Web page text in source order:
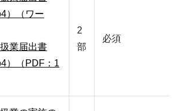
4）（ワー
業届出書
4）（PDF：1
2
部
必須